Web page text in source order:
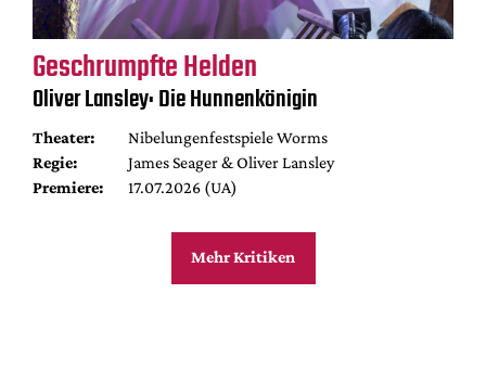
Geschrumpfte Helden
Oliver Lansley: Die Hunnenkönigin
Theater:
Nibelungenfestspiele Worms
Regie:
James Seager & Oliver Lansley
Premiere:
17.07.2026 (UA)
Mehr Kritiken